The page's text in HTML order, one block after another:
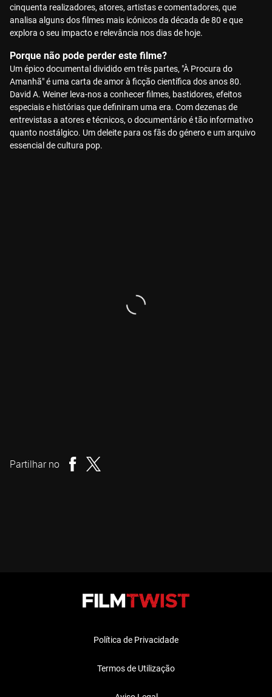
cinquenta realizadores, atores, artistas e comentadores, que
analisa alguns dos filmes mais icónicos da década de 80 e que
explora o seu impacto e relevância nos dias de hoje.
Porque não pode perder este filme?
Um épico documental dividido em três partes, "À Procura do
Amanhã" é uma carta de amor à ficção científica dos anos 80.
David A. Weiner leva-nos a conhecer filmes, bastidores, efeitos
especiais e histórias que definiram uma era. Com dezenas de
entrevistas a atores e técnicos, o documentário é tão informativo
quanto nostálgico. Um deleite para os fãs do género e um arquivo
essencial de cultura pop.
Partilhar no
Política de Privacidade
Termos de Utilização